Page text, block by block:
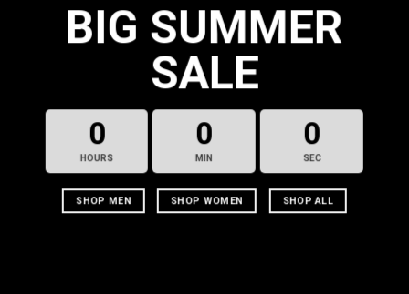
BIG SUMMER
SALE
0
HOURS
0
MIN
0
SEC
SHOP MEN SHOP WOMEN SHOP ALL